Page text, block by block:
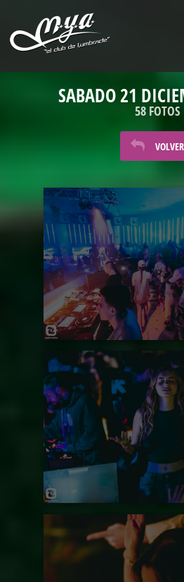
SABADO 21
58 FOTOS
VOLVER